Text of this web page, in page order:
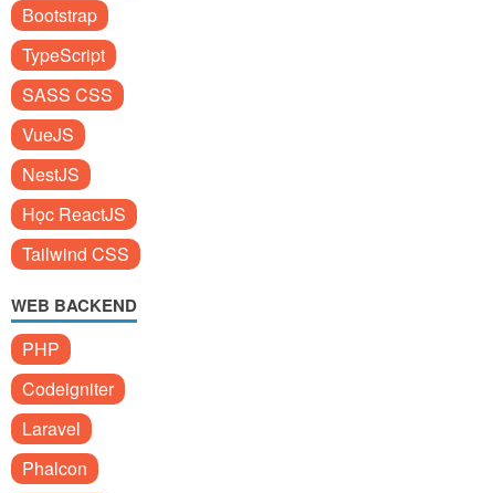
Bootstrap
TypeScript
SASS CSS
VueJS
NestJS
Học ReactJS
Tailwind CSS
WEB BACKEND
PHP
Codeigniter
Laravel
Phalcon